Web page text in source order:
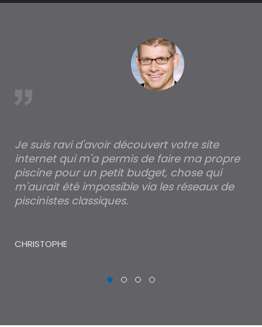
Je suis ravi d'avoir découvert votre site
internet qui m'a permis de faire ma propre
piscine pour un petit budget, chose qui
m'aurait été impossible via les réseaux de
piscinistes classiques.
CHRISTOPHE